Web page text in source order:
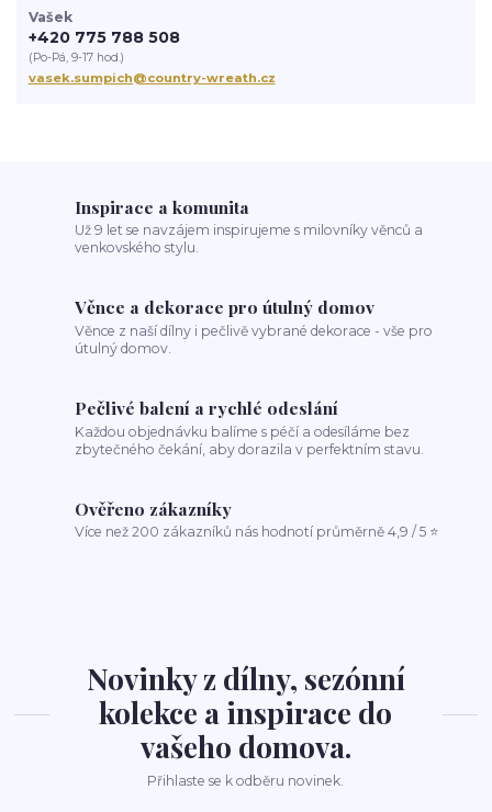
Vašek
+420 775 788 508
(Po-Pá, 9-17 hod.)
vasek.sumpich@country-wreath.cz
Inspirace a komunita
Už 9 let se navzájem inspirujeme s milovníky věnců a
venkovského stylu.
Věnce a dekorace pro útulný domov
Věnce z naší dílny i pečlivě vybrané dekorace - vše pro
útulný domov.
Pečlivé balení a rychlé odeslání
Každou objednávku balíme s péčí a odesíláme bez
zbytečného čekání, aby dorazila v perfektním stavu.
Ověřeno zákazníky
Více než 200 zákazníků nás hodnotí průměrně 4,9 / 5 ⭐
Novinky z dílny, sezónní
kolekce a inspirace do
vašeho domova.
Přihlaste se k odběru novinek.